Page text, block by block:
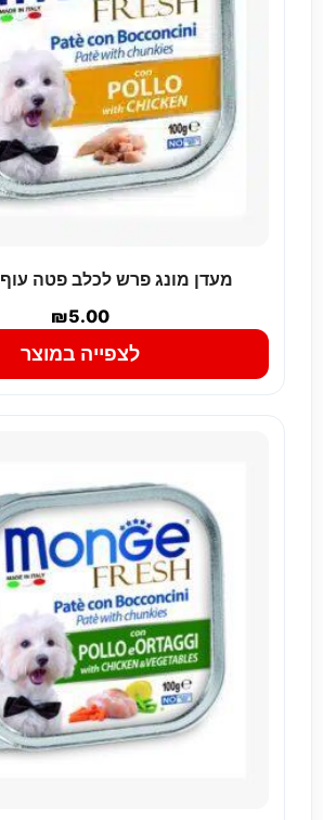
מעדן מונג פרש לכלב פטה עוף 100 גרם
₪5.00
לצפייה במוצר